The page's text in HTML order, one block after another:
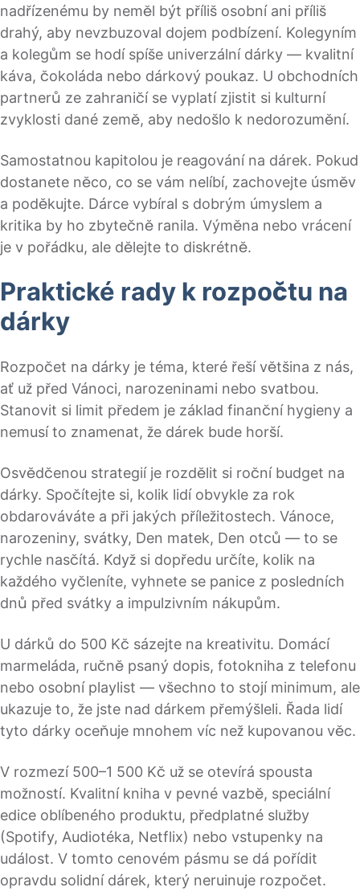
nadřízenému by neměl být příliš osobní ani příliš
drahý, aby nevzbuzoval dojem podbízení. Kolegyním
a kolegům se hodí spíše univerzální dárky — kvalitní
káva, čokoláda nebo dárkový poukaz. U obchodních
partnerů ze zahraničí se vyplatí zjistit si kulturní
zvyklosti dané země, aby nedošlo k nedorozumění.
Samostatnou kapitolou je reagování na dárek. Pokud
dostanete něco, co se vám nelíbí, zachovejte úsměv
a poděkujte. Dárce vybíral s dobrým úmyslem a
kritika by ho zbytečně ranila. Výměna nebo vrácení
je v pořádku, ale dělejte to diskrétně.
Praktické rady k rozpočtu na
dárky
Rozpočet na dárky je téma, které řeší většina z nás,
ať už před Vánoci, narozeninami nebo svatbou.
Stanovit si limit předem je základ finanční hygieny a
nemusí to znamenat, že dárek bude horší.
Osvědčenou strategií je rozdělit si roční budget na
dárky. Spočítejte si, kolik lidí obvykle za rok
obdarováváte a při jakých příležitostech. Vánoce,
narozeniny, svátky, Den matek, Den otců — to se
rychle nasčítá. Když si dopředu určíte, kolik na
každého vyčleníte, vyhnete se panice z posledních
dnů před svátky a impulzivním nákupům.
U dárků do 500 Kč sázejte na kreativitu. Domácí
marmeláda, ručně psaný dopis, fotokniha z telefonu
nebo osobní playlist — všechno to stojí minimum, ale
ukazuje to, že jste nad dárkem přemýšleli. Řada lidí
tyto dárky oceňuje mnohem víc než kupovanou věc.
V rozmezí 500–1 500 Kč už se otevírá spousta
možností. Kvalitní kniha v pevné vazbě, speciální
edice oblíbeného produktu, předplatné služby
(Spotify, Audiotéka, Netflix) nebo vstupenky na
událost. V tomto cenovém pásmu se dá pořídit
opravdu solidní dárek, který neruinuje rozpočet.